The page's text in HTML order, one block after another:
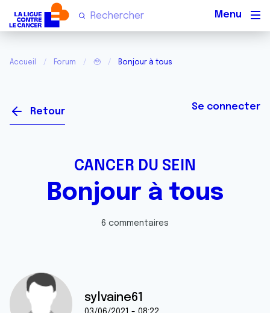
Accueil Forum 🥹 Bonjour à tous
Retour Se connecter
CANCER DU SEIN
Bonjour à tous
6 commentaires
sylvaine61